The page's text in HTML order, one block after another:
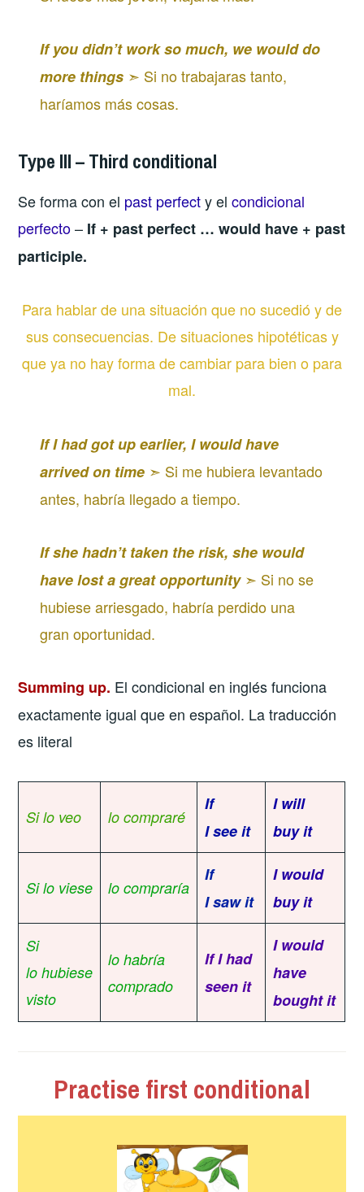
If you didn’t work so much, we would do
more things ➣ Si no trabajaras tanto,
haríamos más cosas.
Type III – Third conditional
Se forma con el past perfecty elcondicional
perfecto– If + past perfect … would have + past
participle.
Para hablar de una situación que no sucedió y de
sus consecuencias. De situaciones hipotéticas y
que ya no hay forma de cambiar para bien o para
mal.
If I had got up earlier, I would have
arrived on time ➣ Si me hubiera levantado
antes, habría llegado a tiempo.
If she hadn’t taken the risk, she would
have lost a great opportunity ➣ Si no se
hubiese arriesgado, habría perdido una
gran oportunidad.
Summing up. El condicional en inglés funciona
exactamente igual que en español. La traducción
es literal
Si lo veo lo compraré
If
I see it
I will
buy it
Si lo viese lo compraría
If
I saw it
I would
buy it
Si
lo hubiese
visto
lo habría
comprado
If I had
seen it
I would
have
bought it
Practise first conditional